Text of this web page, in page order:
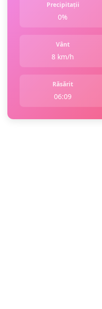
Precipitații
0%
Vânt
8 km/h
Răsărit
06:09